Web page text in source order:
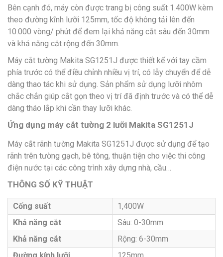
Bên cạnh đó, máy còn được trang bị công suất 1.400W kèm
theo đường kĩnh lưỡi 125mm, tốc độ không tải lên đến
10.000 vòng/ phút để đem lại khả năng cắt sâu đến 30mm
và khả năng cắt rộng đến 30mm.
Máy cắt tường Makita SG1251J được thiết kế với tay cầm
phía trước có thể điều chỉnh nhiều vị trí, có lẫy chuyển để dễ
dàng thao tác khi sử dụng. Sản phẩm sử dụng lưỡi nhôm
chắc chắn giúp cắt gọn theo vị trí đã định trước và có thể dễ
dàng tháo lắp khi cần thay lưỡi khác.
Ứng dụng máy cắt tường 2 lưỡi Makita SG1251J
Máy cắt rãnh tường Makita SG1251J được sử dụng để tạo
rãnh trên tường gạch, bê tông, thuận tiện cho việc thi công
điện nước tại các công trình xây dựng nhà, cầu…
THÔNG SỐ KỸ THUẬT
Cống suất
1,400W
Khả năng cắt
Sâu: 0-30mm
Khả năng cắt
Rộng: 6-30mm